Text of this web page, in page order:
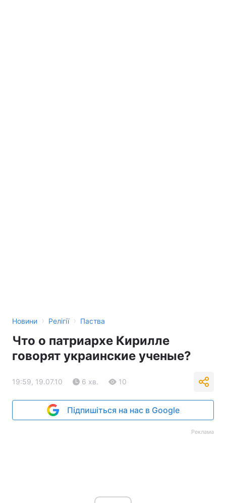
Новини › Релігії › Паства
Что о патриархе Кирилле
говорят украинские ученые?
19:59, 19.07.10 6 хв. 10
Підпишіться на нас в Google
Реклама